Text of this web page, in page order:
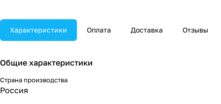
Характеристики Оплата Доставка Отзывы
Общие характеристики
Страна производства
Россия